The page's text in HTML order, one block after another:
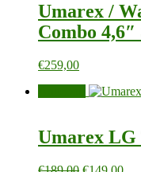
Umarex /
Combo 4,6″
€259,00
Umarex